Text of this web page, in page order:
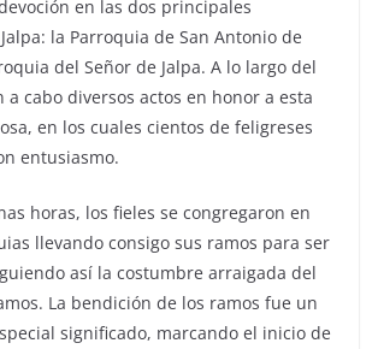
en las dos principales
la Parroquia de San Antonio de
del Señor de Jalpa. A lo largo del
a cabo diversos actos en honor a esta
en los cuales cientos de feligreses
entusiasmo.
horas, los fieles se congregaron en
llevando consigo sus ramos para ser
así la costumbre arraigada del
La bendición de los ramos fue un
significado, marcando el inicio de